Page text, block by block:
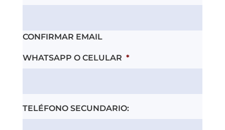
CONFIRMAR EMAIL
WHATSAPP O CELULAR *
TELÉFONO SECUNDARIO: